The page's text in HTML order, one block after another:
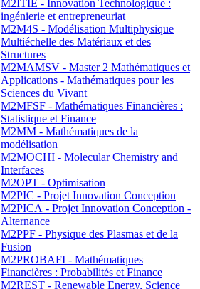
M2ITIE - Innovation Technologique :
ingénierie et entrepreneuriat
M2M4S - Modélisation Multiphysique
Multiéchelle des Matériaux et des
Structures
M2MAMSV - Master 2 Mathématiques et
Applications - Mathématiques pour les
Sciences du Vivant
M2MFSF - Mathématiques Financières :
Statistique et Finance
M2MM - Mathématiques de la
modélisation
M2MOCHI - Molecular Chemistry and
Interfaces
M2OPT - Optimisation
M2PIC - Projet Innovation Conception
M2PICA - Projet Innovation Conception -
Alternance
M2PPF - Physique des Plasmas et de la
Fusion
M2PROBAFI - Mathématiques
Financières : Probabilités et Finance
M2REST - Renewable Energy, Science